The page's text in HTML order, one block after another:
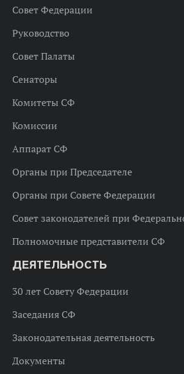
Совет Федерации
Руководство
Совет Палаты
Сенаторы
Комитеты СФ
Комиссии
Аппарат СФ
Органы при Председателе
Органы при Совете Федерации
Совет законодателей при
Полномочные представители СФ
ДЕЯТЕЛЬНОСТЬ
30 лет Совету Федерации
Заседания СФ
Законодательная деятельность
Документы